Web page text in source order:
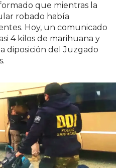
que mientras la
robado había
Hoy, un comunicado
4 kilos de marihuana y
diposición del Juzgado